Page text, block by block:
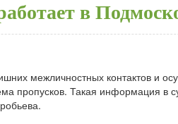
в
межличностных контактов и
пропусков. Такая информация в